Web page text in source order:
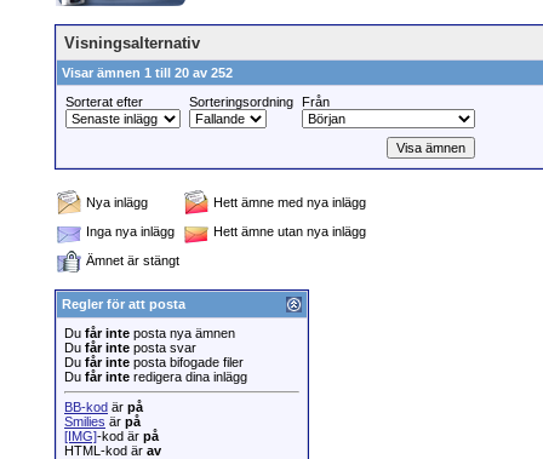
Visningsalternativ
Visar ämnen 1 till 20 av 252
Sorterat efter
Sorteringsordning Från
Nya inlägg
Hett ämne med nya inlägg
Inga nya inlägg
Hett ämne utan nya inlägg
Ämnet är stängt
Regler för att posta
Du får inte posta nya ämnen
Du får inte posta svar
Du får inte posta bifogade filer
Du får inte redigera dina inlägg
BB-kod är på
Smilies är på
[IMG]-kod är på
HTML-kod är av